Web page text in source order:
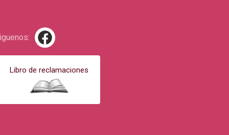
Libro de reclamaciones